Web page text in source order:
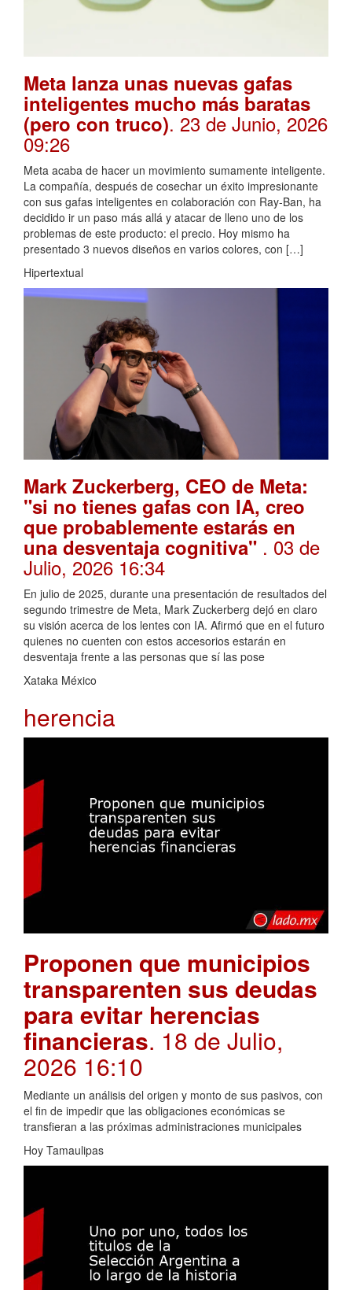
Meta lanza unas nuevas gafas
inteligentes mucho más baratas
(pero con truco). 23 de Junio, 2026
09:26
Meta acaba de hacer un movimiento sumamente inteligente.
La compañía, después de cosechar un éxito impresionante
con sus gafas inteligentes en colaboración con Ray-Ban, ha
decidido ir un paso más allá y atacar de lleno uno de los
problemas de este producto: el precio. Hoy mismo ha
presentado 3 nuevos diseños en varios colores, con […]
Hipertextual
Mark Zuckerberg, CEO de Meta:
"si no tienes gafas con IA, creo
que probablemente estarás en
una desventaja cognitiva" . 03 de
Julio, 2026 16:34
En julio de 2025, durante una presentación de resultados del
segundo trimestre de Meta, Mark Zuckerberg dejó en claro
su visión acerca de los lentes con IA. Afirmó que en el futuro
quienes no cuenten con estos accesorios estarán en
desventaja frente a las personas que sí las pose
Xataka México
herencia
Proponen que municipios
transparenten sus deudas
para evitar herencias
financieras. 18 de Julio,
2026 16:10
Mediante un análisis del origen y monto de sus pasivos, con
el fin de impedir que las obligaciones económicas se
transfieran a las próximas administraciones municipales
Hoy Tamaulipas